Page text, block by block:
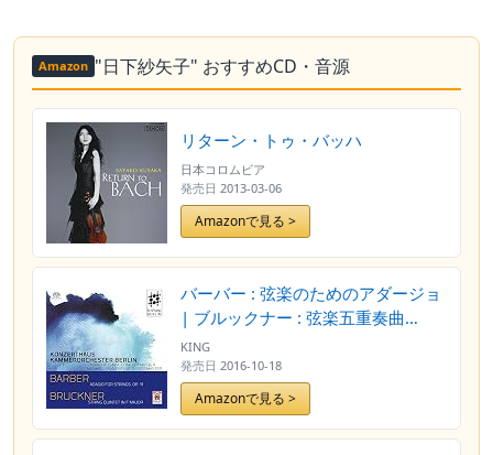
Amazon "日下紗矢子" おすすめCD・音源
リターン・トゥ・バッハ
日本コロムビア
発売日 2013-03-06
Amazonで見る >
バーバー : 弦楽のためのアダージョ
| ブルックナー : 弦楽五重奏曲
(Barber : Adagio for Strings, OP.11
| Bruckner : String Quintet in F
Major / Konzerthaus
Kammerorchester Berlin | Sayoko
KING
発売日 2016-10-18
Amazonで見る >